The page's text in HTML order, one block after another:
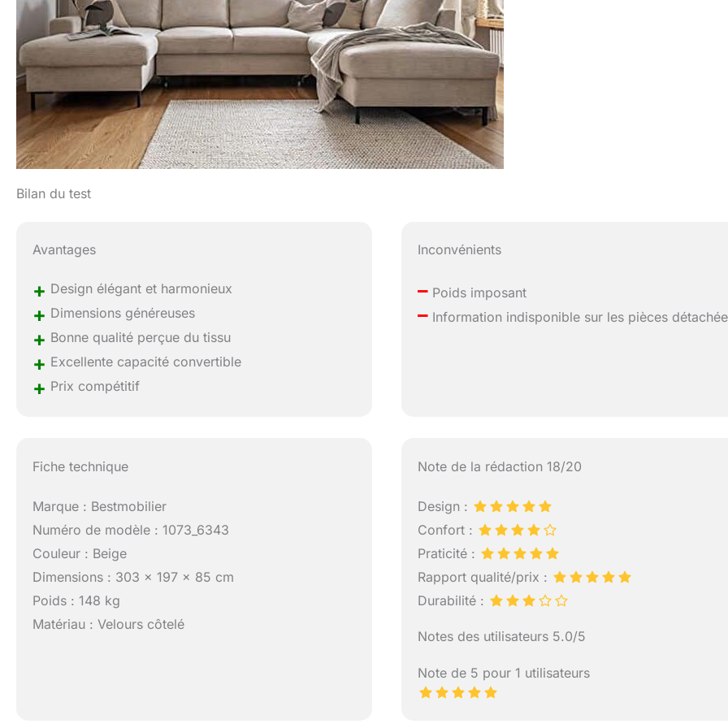
Bilan du test
Avantages
+ Design élégant et harmonieux
+ Dimensions généreuses
+ Bonne qualité perçue du tissu
+ Excellente capacité convertible
+ Prix compétitif
Inconvénients
– Poids imposant
– Information indisponible sur les pièces
Fiche technique
Marque : Bestmobilier
Numéro de modèle : 1073_6343
Couleur : Beige
Dimensions : 303 x 197 x 85 cm
Poids : 148 kg
Matériau : Velours côtelé
Note de la rédaction 18/20
Design :
Confort :
Praticité :
Rapport qualité/prix :
Durabilité :
Notes des utilisateurs 5.0/5
Note de 5 pour 1 utilisateurs